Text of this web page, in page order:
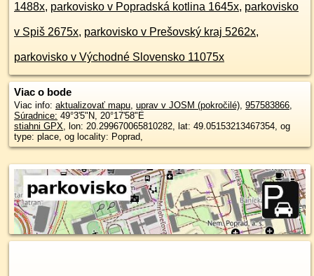
1488x, parkovisko v Popradská kotlina 1645x, parkovisko
v Spiš 2675x, parkovisko v Prešovský kraj 5262x,
parkovisko v Východné Slovensko 11075x
Viac o bode
Viac info: aktualizovať mapu, uprav v JOSM (pokročilé), 957583866,
Súradnice: 49°3'5"N, 20°17'58"E
stiahni GPX, lon: 20.299670065810282, lat: 49.05153213467354, og
type: place, og locality: Poprad,